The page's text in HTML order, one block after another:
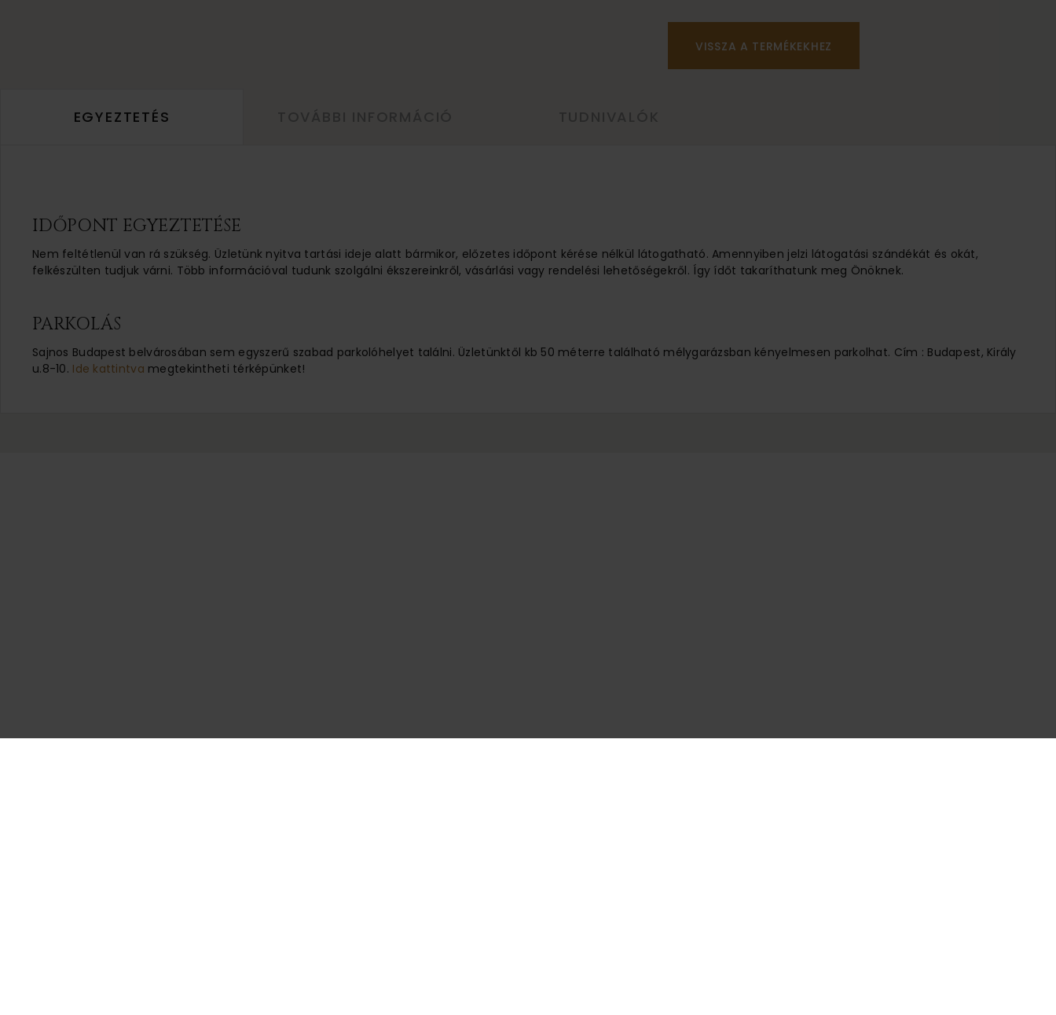
VISSZA A TERMÉKEKHEZ
EGYEZTETÉS
IDŐPONT EGYEZTETÉSE
Nem feltétlenül van rá szükség. Üzletünk nyitva tartási ideje alatt bármikor, előzetes időpont kérése nélkül látogatható. Amennyiben jelzi látogatási szándékát és okát,
felkészülten tudjuk várni. Több információval tudunk szolgálni ékszereinkről, vásárlási vagy rendelési lehetőségekről. Így ídőt takaríthatunk meg Önöknek.
PARKOLÁS
Sajnos Budapest belvárosában sem egyszerű szabad parkolóhelyet találni. Üzletünktől kb 50 méterre található mélygarázsban kényelmesen parkolhat. Cím : Budapest, Király
u.8-10. Ide kattintva megtekintheti térképünket!